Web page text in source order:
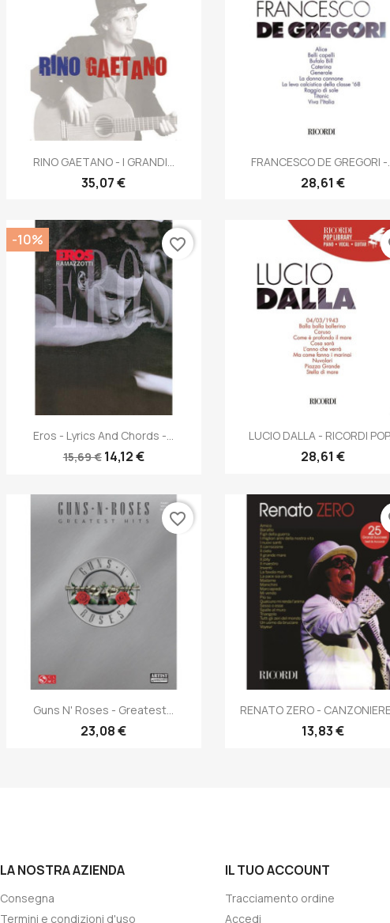
Anteprima
RINO GAETANO - I GRANDI...
35,07 €
Anteprima
FRANCESCO DE GREGORI -...
28,61 €
Anteprima
Eros - Lyrics And Chords -...
15,69 € 14,12 €
-10% favorite_border
 Anteprima
LUCIO DALLA - RICORDI
28,61 €
Anteprima
Guns N' Roses - Greatest...
23,08 €
favorite_border
Anteprima
RENATO ZERO -
13,83 €
LA NOSTRA AZIENDA
Consegna
Termini e condizioni d'uso
IL TUO ACCOUNT
Tracciamento ordine
Accedi